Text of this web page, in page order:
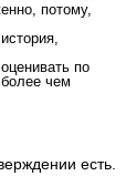
потому,
по
чем
есть.